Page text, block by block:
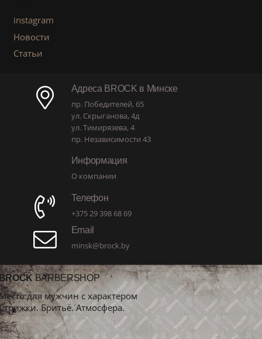
instagram
Новости
Статьи
Адреса BROCK в Минске
пр. Победителей, 65
ул. Скрыганова, 4д
ул. Тимирязева, 4
пр. Независимости 43
Информация
О компании
Телефон
+375 29 398 68 69
Email
minsk@brock.by
BARBERSHOP
для мужчин с характером
Бритьё. Атмосфера.